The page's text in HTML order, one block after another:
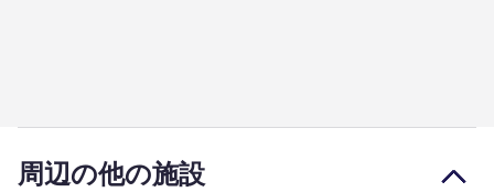
周辺の他の施設